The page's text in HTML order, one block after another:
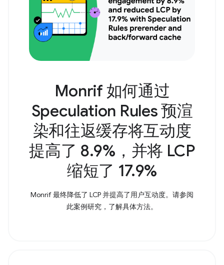
Monrif 如何通过
Speculation Rules 预渲
染和往返缓存将互动度
提高了 8.9%，并将 LCP
缩短了 17.9%
Monrif 最终降低了 LCP 并提高了用户互动度。请参阅
此案例研究，了解具体方法。